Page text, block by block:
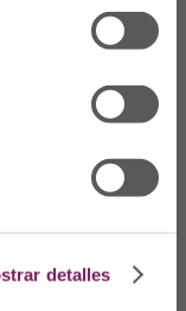
detalles